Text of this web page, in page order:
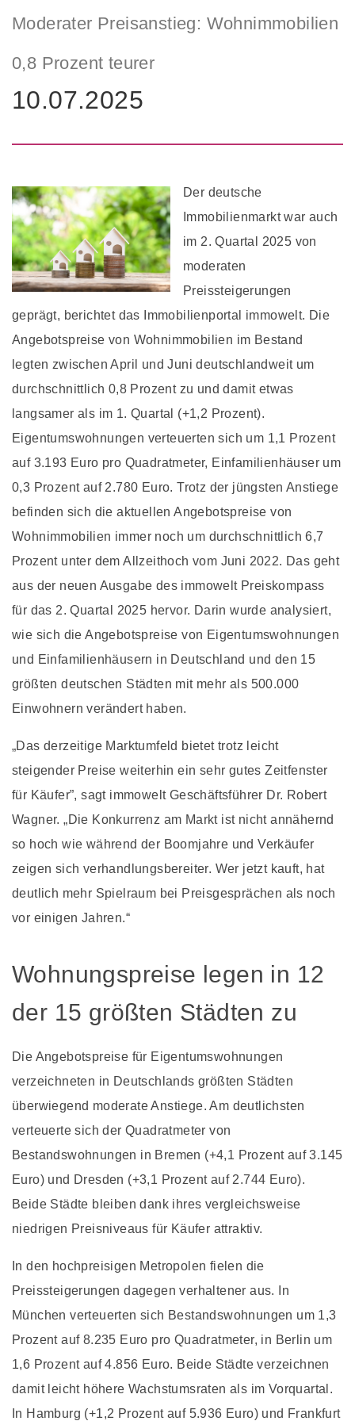
Moderater Preisanstieg: Wohnimmobilien
0,8 Prozent teurer
10.07.2025
Der deutsche
Immobilienmarkt war auch
im 2. Quartal 2025 von
moderaten
Preissteigerungen
geprägt, berichtet das Immobilienportal immowelt. Die
Angebotspreise von Wohnimmobilien im Bestand
legten zwischen April und Juni deutschlandweit um
durchschnittlich 0,8 Prozent zu und damit etwas
langsamer als im 1. Quartal (+1,2 Prozent).
Eigentumswohnungen verteuerten sich um 1,1 Prozent
auf 3.193 Euro pro Quadratmeter, Einfamilienhäuser um
0,3 Prozent auf 2.780 Euro. Trotz der jüngsten Anstiege
befinden sich die aktuellen Angebotspreise von
Wohnimmobilien immer noch um durchschnittlich 6,7
Prozent unter dem Allzeithoch vom Juni 2022. Das geht
aus der neuen Ausgabe des immowelt Preiskompass
für das 2. Quartal 2025 hervor. Darin wurde analysiert,
wie sich die Angebotspreise von Eigentumswohnungen
und Einfamilienhäusern in Deutschland und den 15
größten deutschen Städten mit mehr als 500.000
Einwohnern verändert haben.
„Das derzeitige Marktumfeld bietet trotz leicht
steigender Preise weiterhin ein sehr gutes Zeitfenster
für Käufer”, sagt immowelt Geschäftsführer Dr. Robert
Wagner. „Die Konkurrenz am Markt ist nicht annähernd
so hoch wie während der Boomjahre und Verkäufer
zeigen sich verhandlungsbereiter. Wer jetzt kauft, hat
deutlich mehr Spielraum bei Preisgesprächen als noch
vor einigen Jahren.“
Wohnungspreise legen in 12
der 15 größten Städten zu
Die Angebotspreise für Eigentumswohnungen
verzeichneten in Deutschlands größten Städten
überwiegend moderate Anstiege. Am deutlichsten
verteuerte sich der Quadratmeter von
Bestandswohnungen in Bremen (+4,1 Prozent auf 3.145
Euro) und Dresden (+3,1 Prozent auf 2.744 Euro).
Beide Städte bleiben dank ihres vergleichsweise
niedrigen Preisniveaus für Käufer attraktiv.
In den hochpreisigen Metropolen fielen die
Preissteigerungen dagegen verhaltener aus. In
München verteuerten sich Bestandswohnungen um 1,3
Prozent auf 8.235 Euro pro Quadratmeter, in Berlin um
1,6 Prozent auf 4.856 Euro. Beide Städte verzeichnen
damit leicht höhere Wachstumsraten als im Vorquartal.
In Hamburg (+1,2 Prozent auf 5.936 Euro) und Frankfurt